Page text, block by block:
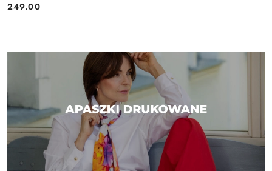
Cena:
249.00